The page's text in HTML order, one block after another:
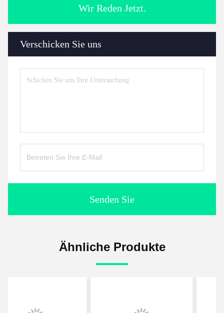
Wir Reden Jetzt.
Verschicken Sie uns
Senden Sie
Ähnliche Produkte